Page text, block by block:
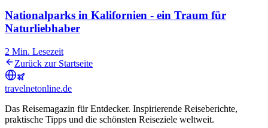
Nationalparks in Kalifornien - ein Traum für
Naturliebhaber
2 Min. Lesezeit
Zurück zur Startseite
travelnetonline.de
Das Reisemagazin für Entdecker. Inspirierende Reiseberichte,
praktische Tipps und die schönsten Reiseziele weltweit.